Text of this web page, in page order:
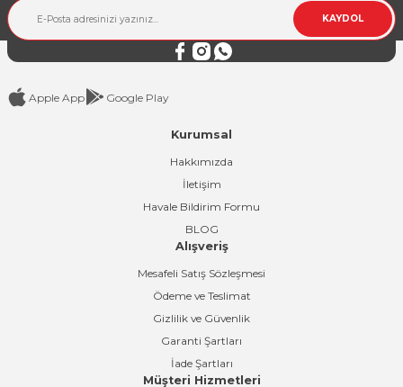
KAYDOL
Apple App Google Play
Kurumsal
Hakkımızda
İletişim
Havale Bildirim Formu
BLOG
Alışveriş
Mesafeli Satış Sözleşmesi
Ödeme ve Teslimat
Gizlilik ve Güvenlik
Garanti Şartları
İade Şartları
Müşteri Hizmetleri